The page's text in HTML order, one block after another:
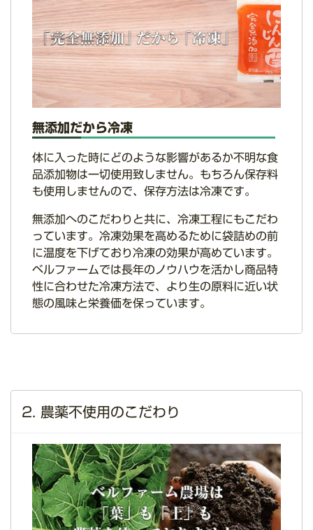
無添加だから冷凍
体に入った時にどのような影響があるか不明な食
品添加物は一切使用致しません。もちろん保存料
も使用しませんので、保存方法は冷凍です。
無添加へのこだわりと共に、冷凍工程にもこだわ
っています。冷凍効果を高めるために袋詰めの前
に温度を下げており冷凍の効果が高めています。
ベルファームでは長年のノウハウを活かし商品特
性に合わせた冷凍方法で、より生の原料に近い状
態の風味と栄養価を保っています。
2. 農薬不使用のこだわり